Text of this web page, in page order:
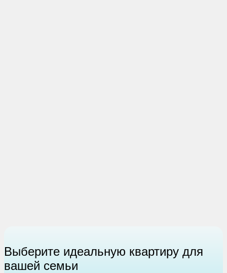
Выберите идеальную квартиру для
вашей семьи